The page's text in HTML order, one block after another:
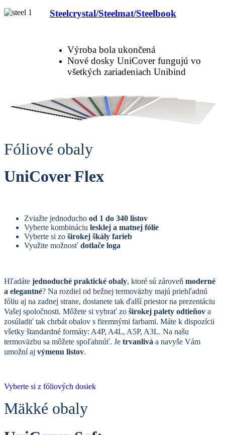
Steelcrystal/Steelmat/Steelbook
Výroba bola ukončená
Nové dosky UniCover fungujú vo
všetkých zariadeniach Unibind
Fóliové obaly
UniCover Flex
Zviažte jednoducho od 1 do 340 listov
Vyberte kombináciu lesklej a matnej fólie
Vyberte si zo širokej škály farieb
Využite možnosť dotlače loga
Hľadáte jednoduché praktické obaly, ktoré sú zároveň moderné
a elegantné? Na rozdiel od bežnej termoväzby majú priehľadnú
fóliu aj na zadnej strane, dostanete tak ďalší priestor na prezentáciu
Vašej spoločnosti. Môžete si vybrať zo širokej palety odtieňov a
zosúladiť tak chrbát obalov s firemnými farbami. Máte k dispozícii
všetky štandardné formáty: A4P, A4L, A5P, A3L. Na našu
termoväzbu sa môžete spoľahnúť. Je trvanlivá a navyše Vám
umožní aj výmenu listov.
Vyberte si z fóliových dosiek
Mäkké obaly